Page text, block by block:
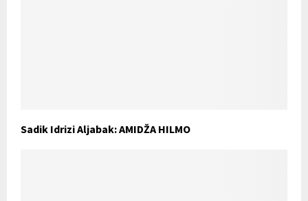
Sadik Idrizi Aljabak: AMIDŽA HILMO